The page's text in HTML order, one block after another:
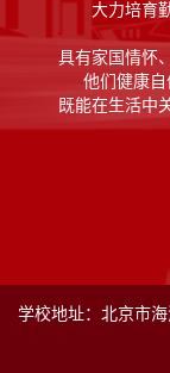
大力培育
具有家国情怀
他们健康自
既能在生活中
学校地址：北京市